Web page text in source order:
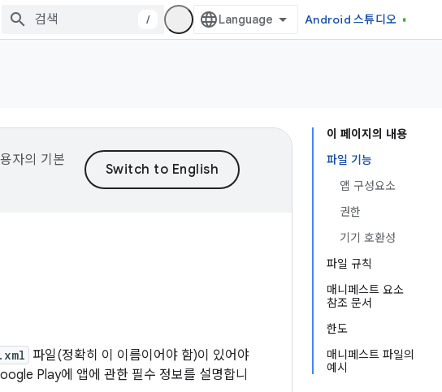
/ Android 스튜디오
이 페이지의 내용
파일 기능
앱 구성요소
권한
기기 호환성
파일 규칙
매니페스트 요소
참조 문서
한도
매니페스트 파일의
예시
자의 기본
파일(정확히 이 이름이어야 함)이 있어야
Play에 앱에 관한 필수 정보를 설명합니